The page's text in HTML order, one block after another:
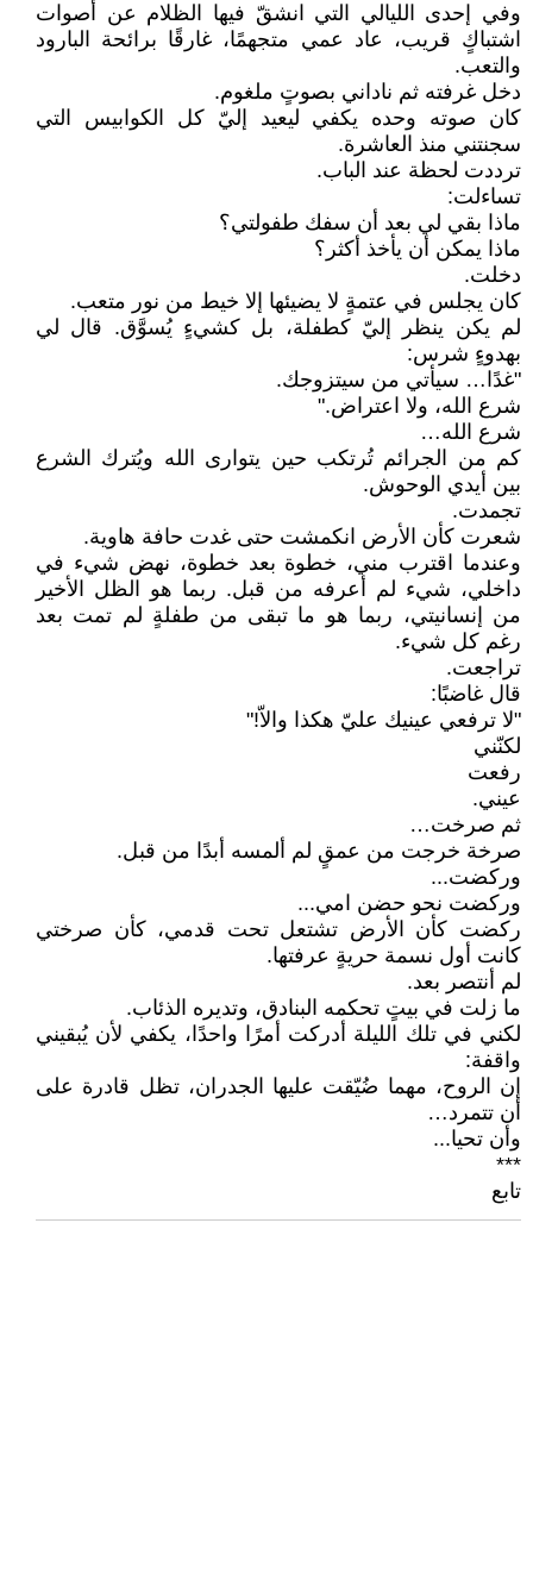
وفي إحدى الليالي التي انشقّ فيها الظلام عن أصوات
اشتباكٍ قريب، عاد عمي متجهمًا، غارقًا برائحة البارود
والتعب.
دخل غرفته ثم ناداني بصوتٍ ملغوم.
كان صوته وحده يكفي ليعيد إليّ كل الكوابيس التي
سجنتني منذ العاشرة.
ترددت لحظة عند الباب.
تساءلت:
ماذا بقي لي بعد أن سفك طفولتي؟
ماذا يمكن أن يأخذ أكثر؟
دخلت.
كان يجلس في عتمةٍ لا يضيئها إلا خيط من نور متعب.
لم يكن ينظر إليّ كطفلة، بل كشيءٍ يُسوَّق. قال لي
بهدوءٍ شرس:
"غدًا… سيأتي من سيتزوجك.
شرع الله، ولا اعتراض."
شرع الله…
كم من الجرائم تُرتكب حين يتوارى الله ويُترك الشرع
بين أيدي الوحوش.
تجمدت.
شعرت كأن الأرض انكمشت حتى غدت حافة هاوية.
وعندما اقترب مني، خطوة بعد خطوة، نهض شيء في
داخلي، شيء لم أعرفه من قبل. ربما هو الظل الأخير
من إنسانيتي، ربما هو ما تبقى من طفلةٍ لم تمت بعد
رغم كل شيء.
تراجعت.
قال غاضبًا:
"لا ترفعي عينيك عليّ هكذا والاّ!"
لكنّني
رفعت
عيني.
ثم صرخت…
صرخة خرجت من عمقٍ لم ألمسه أبدًا من قبل.
وركضت...
وركضت نحو حضن امي...
ركضت كأن الأرض تشتعل تحت قدمي، كأن صرختي
كانت أول نسمة حريةٍ عرفتها.
لم أنتصر بعد.
ما زلت في بيتٍ تحكمه البنادق، وتديره الذئاب.
لكني في تلك الليلة أدركت أمرًا واحدًا، يكفي لأن يُبقيني
واقفة:
إن الروح، مهما ضُيّقت عليها الجدران، تظل قادرة على
أن تتمرد…
وأن تحيا...
***
تابع